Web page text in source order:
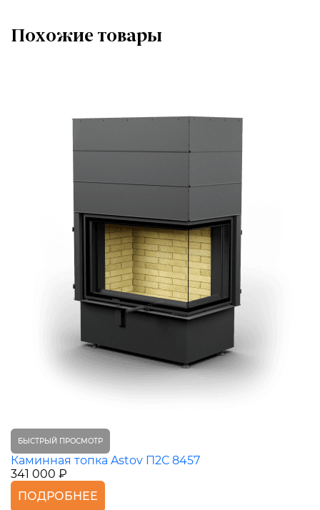
Похожие товары
БЫСТРЫЙ ПРОСМОТР
Каминная топка Astov П2С 8457
341 000 ₽
ПОДРОБНЕЕ